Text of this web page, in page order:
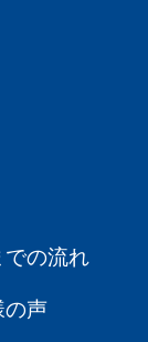
での流れ
の声